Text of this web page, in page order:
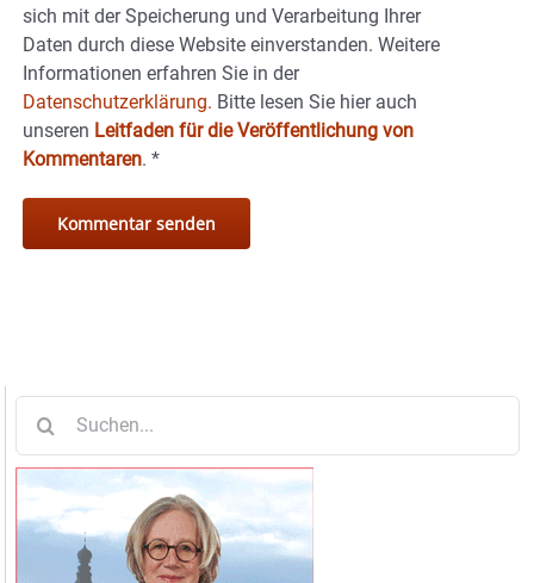
sich mit der Speicherung und Verarbeitung Ihrer
Daten durch diese Website einverstanden. Weitere
Informationen erfahren Sie in der
Datenschutzerklärung. Bitte lesen Sie hier auch
unseren Leitfaden für die Veröffentlichung von
Kommentaren. *
nach: